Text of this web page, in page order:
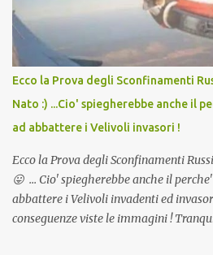
Ecco la Prova degli Sconfinamenti
Nato :) ...Cio' spiegherebbe anche il
ad abbattere i Velivoli invasori !
Ecco la Prova degli Sconfinamenti
😛 ... Cio' spiegherebbe anche il
abbattere i Velivoli invadenti ed
conseguenze viste le immagini !